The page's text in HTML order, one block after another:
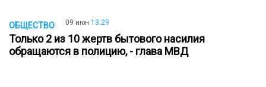
ОБЩЕСТВО 09 июн 13:29
Только 2 из 10 жертв бытового насилия
обращаются в полицию, - глава МВД